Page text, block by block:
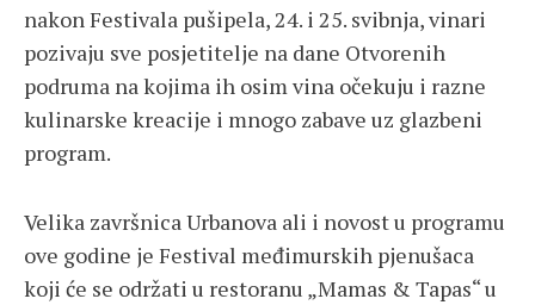
nakon Festivala pušipela, 24. i 25. svibnja, vinari
pozivaju sve posjetitelje na dane Otvorenih
podruma na kojima ih osim vina očekuju i razne
kulinarske kreacije i mnogo zabave uz glazbeni
program.
Velika završnica Urbanova ali i novost u programu
ove godine je Festival međimurskih pjenušaca
koji će se održati u restoranu „Mamas & Tapas“ u